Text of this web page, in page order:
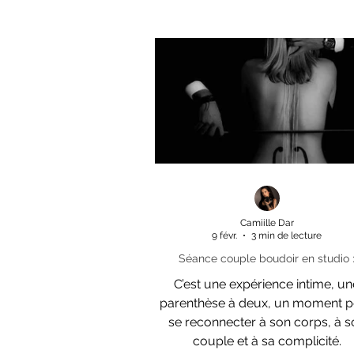
Séance couple boudoir en studio :
pleinement l’expérience
C’est une expérience intime,
parenthèse à deux, un moment
se reconnecter à son corps, à
couple et à sa complicité.
Camiille Dar
9 févr.
3 min de lecture